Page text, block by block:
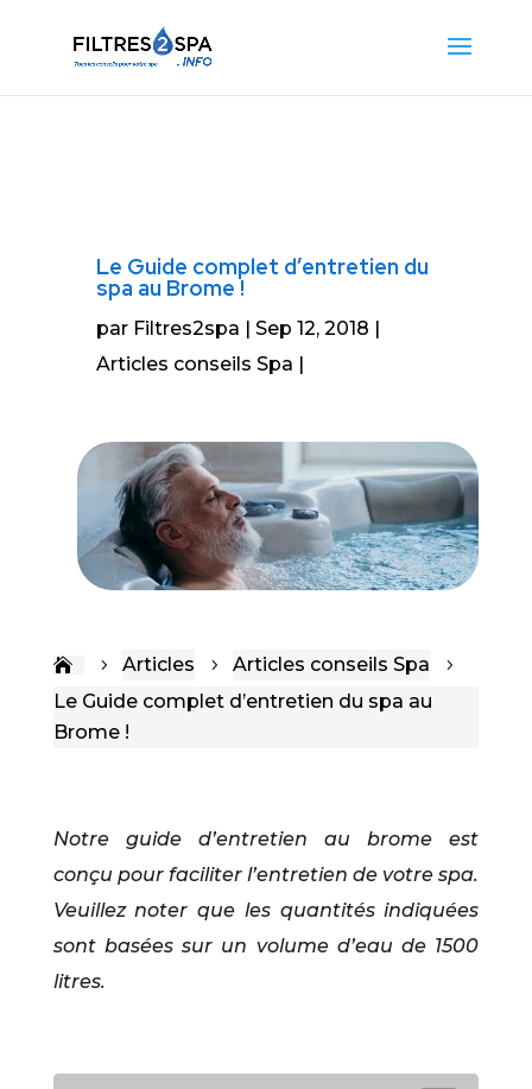
Le Guide complet d’entretien du
spa au Brome !
par Filtres2spa
Sep 12, 2018
Articles conseils Spa
5 Articles 5 Articles conseils Spa 5
Le Guide complet d’entretien du spa au
Brome !
Notre guide d’entretien au brome est
conçu pour faciliter l’entretien de votre spa.
Veuillez noter que les quantités indiquées
sont basées sur un volume d’eau de 1500
litres.